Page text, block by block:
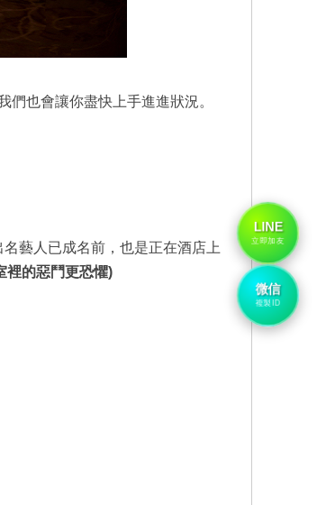
們也會讓你盡快上手進進狀況。
藝人已成名前，也是正在酒店上
裡的惡鬥更恐懼)
LINE
立即加友
微信
複製ID